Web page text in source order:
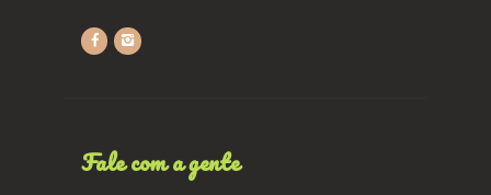
Fale com a gente